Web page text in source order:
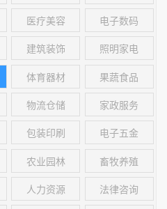
医疗美容 电子数码
建筑装饰 照明家电
体育器材 果蔬食品
物流仓储 家政服务
包装印刷 电子五金
农业园林 畜牧养殖
人力资源 法律咨询